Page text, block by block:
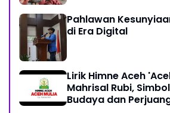
Pahlawan
di Era Digital
Lirik Himne Aceh
Mahrisal Rubi,
Budaya dan